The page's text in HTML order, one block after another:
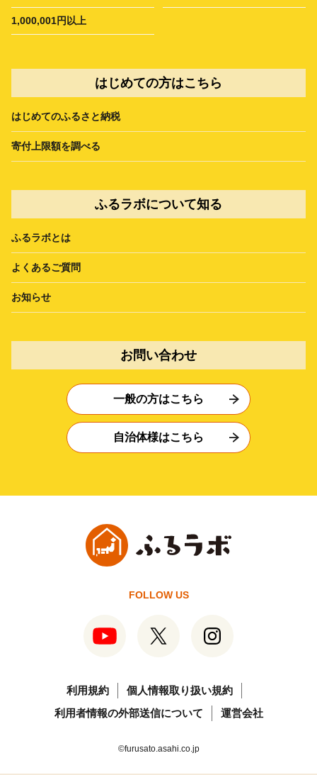
1,000,001円以上
はじめての方はこちら
はじめてのふるさと納税
寄付上限額を調べる
ふるラボについて知る
ふるラボとは
よくあるご質問
お知らせ
お問い合わせ
一般の方はこちら
自治体様はこちら
FOLLOW US
利用規約
個人情報取り扱い規約
利用者情報の外部送信について
運営会社
©furusato.asahi.co.jp